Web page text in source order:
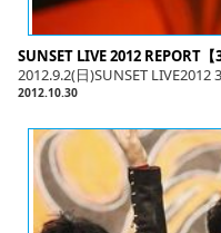
SUNSET LIVE 2012 REPORT【
2012.9.2(日)SUNSET LIVE2012
2012.10.30